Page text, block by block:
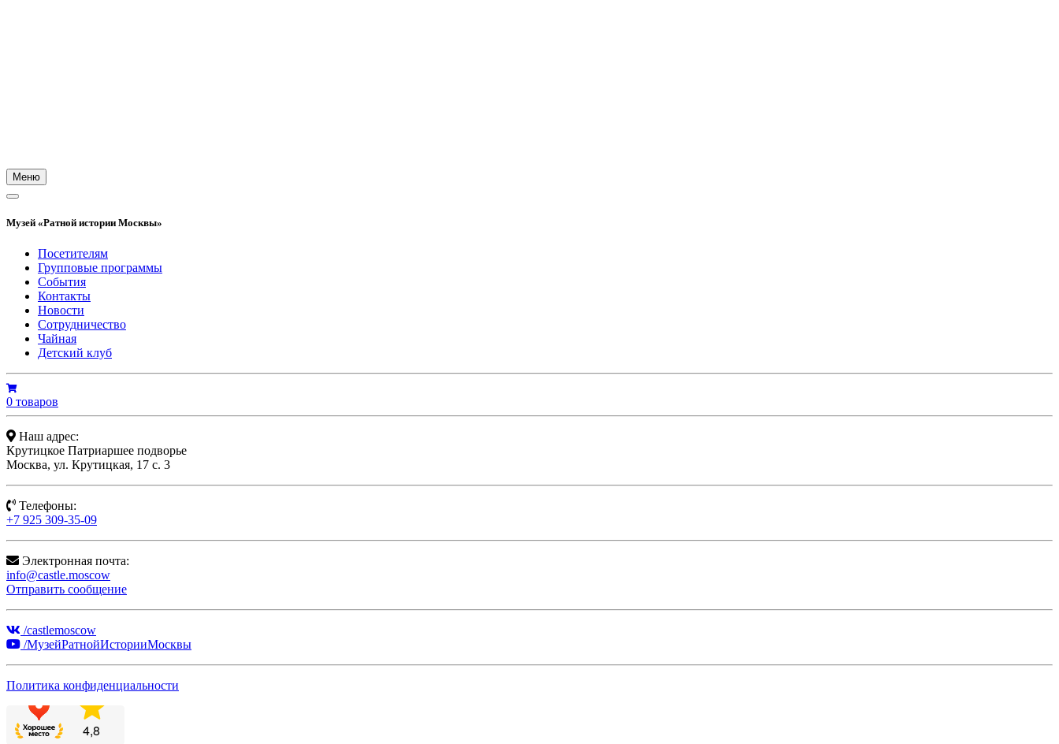
Меню
Музей «Ратной истории Москвы»
Посетителям
Групповые программы
События
Контакты
Новости
Сотрудничество
Чайная
Детский клуб
0 товаров
Наш адрес:
Крутицкое Патриаршее подворье
Москва, ул. Крутицкая, 17 с. 3
Телефоны:
+7 925 309-35-09
Электронная почта:
info@castle.moscow
Отправить сообщение
/castlemoscow
/МузейРатнойИсторииМосквы
Политика конфиденциальности